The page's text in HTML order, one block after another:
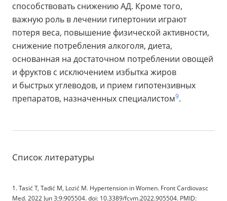
способствовать снижению АД. Кроме того,
важную роль в лечении гипертонии играют
потеря веса, повышение физической активности,
снижение потребления алкоголя, диета,
основанная на достаточном потреблении овощей
и фруктов с исключением избытка жиров
и быстрых углеводов, и прием гипотензивных
препаратов, назначенных специалистом9.
Список литературы
1. Tasić T, Tadić M, Lozić M. Hypertension in Women. Front Cardiovasc
Med. 2022 Jun 3;9:905504. doi: 10.3389/fcvm.2022.905504. PMID: